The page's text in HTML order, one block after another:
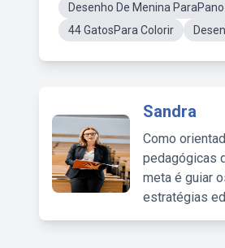
Desenho De Menina
44 GatosPara Colorir
Sandra
Como
pedagógicas
meta é guiar
estratégias